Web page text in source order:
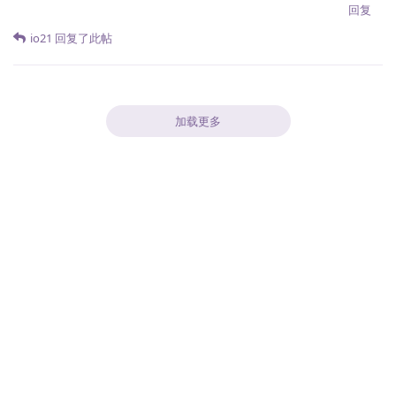
回复
io21 回复了此帖
加载更多